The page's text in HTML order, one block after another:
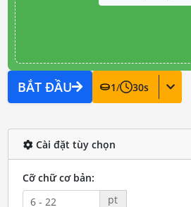
BẮT ĐẦU 1/ 30s
Cài đặt tùy chọn
Cỡ chữ cơ bản:
pt